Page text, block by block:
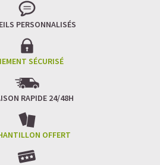
PERSONNALISÉS
SÉCURISÉ
RAPIDE 24/48H
OFFERT